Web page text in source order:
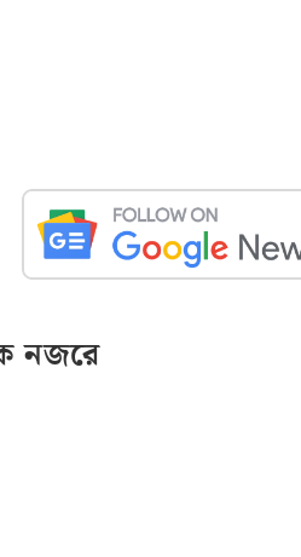
নজরে